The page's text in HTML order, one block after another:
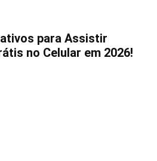
para Assistir
no Celular em 2026!